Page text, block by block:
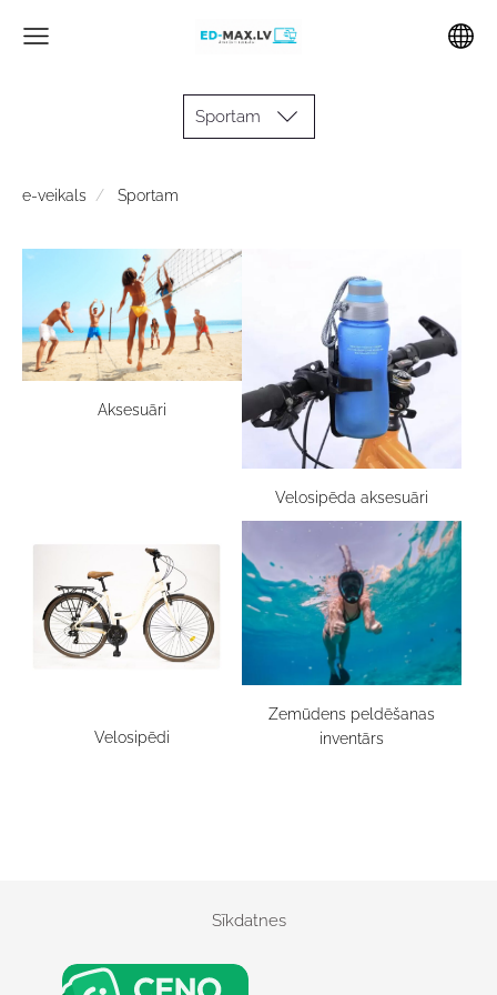
Sportam
e-veikals Sportam
Aksesuāri
Velosipēda aksesuāri
Velosipēdi
Zemūdens peldēšanas
inventārs
Sīkdatnes